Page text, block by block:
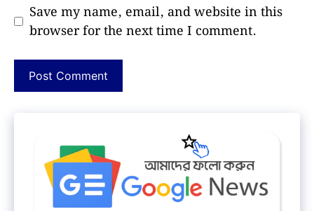
Save my name, email, and website in this
browser for the next time I comment.